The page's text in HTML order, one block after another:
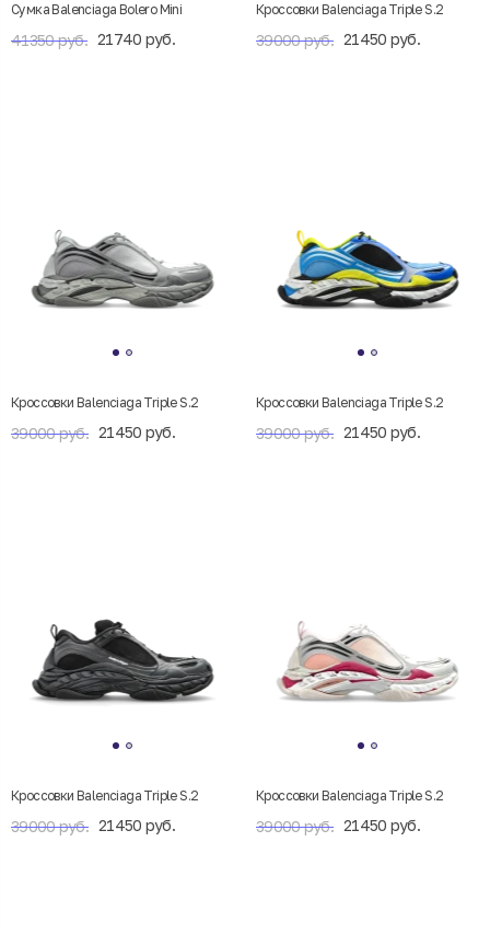
Сумка Balenciaga Bolero Mini
41350 руб. 21740 руб.
Кроссовки Balenciaga Triple S.2
39000 руб. 21450 руб.
Кроссовки Balenciaga Triple S.2
39000 руб. 21450 руб.
Кроссовки Balenciaga Triple S.2
39000 руб. 21450 руб.
Кроссовки Balenciaga Triple S.2
39000 руб. 21450 руб.
Кроссовки Balenciaga Triple S.2
39000 руб. 21450 руб.